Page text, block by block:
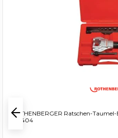
ROTHENBERGER Ratschen-
222404